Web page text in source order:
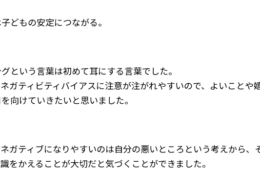
どもの安定につながる。
という言葉は初めて耳にする言葉でした。
ガティビティバイアスに注意が注がれやすいので、よいことや
向けていきたいと思いました。
ネガティブになりやすいのは自分の悪いところという考えから、
をかえることが大切だと気づくことができました。